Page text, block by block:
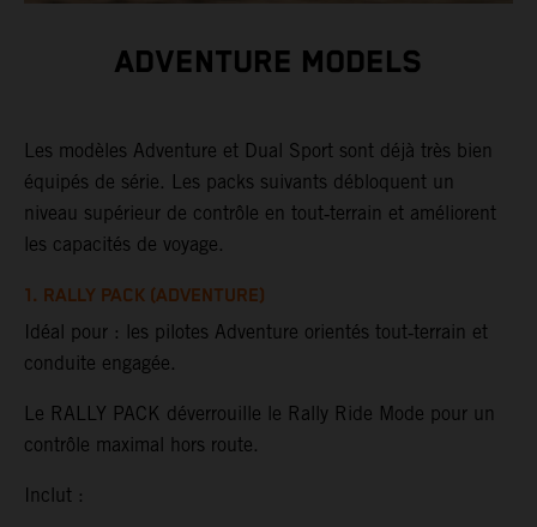
ADVENTURE MODELS
Les modèles Adventure et Dual Sport sont déjà très bien
équipés de série. Les packs suivants débloquent un
niveau supérieur de contrôle en tout‑terrain et améliorent
les capacités de voyage.
1. RALLY PACK (ADVENTURE)
Idéal pour : les pilotes Adventure orientés tout‑terrain et
conduite engagée.
Le RALLY PACK déverrouille le Rally Ride Mode pour un
contrôle maximal hors route.
Inclut :